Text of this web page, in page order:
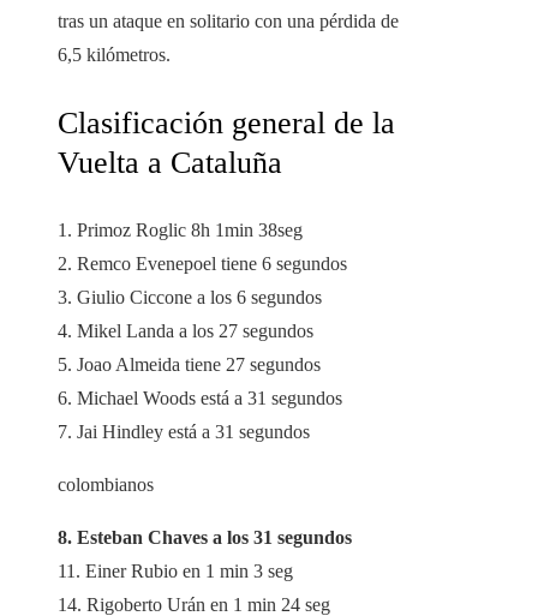
tras un ataque en solitario con una pérdida de
6,5 kilómetros.
Clasificación general de la
Vuelta a Cataluña
1. Primoz Roglic 8h 1min 38seg
2. Remco Evenepoel tiene 6 segundos
3. Giulio Ciccone a los 6 segundos
4. Mikel Landa a los 27 segundos
5. Joao Almeida tiene 27 segundos
6. Michael Woods está a 31 segundos
7. Jai Hindley está a 31 segundos
colombianos
8. Esteban Chaves a los 31 segundos
11. Einer Rubio en 1 min 3 seg
14. Rigoberto Urán en 1 min 24 seg